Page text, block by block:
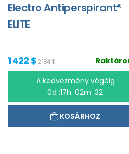
Electro Antiperspirant®
ELITE
1 422 $2 184 $
A kedvezmény végéig
0d :17h :02m :31
KOSÁRHOZ